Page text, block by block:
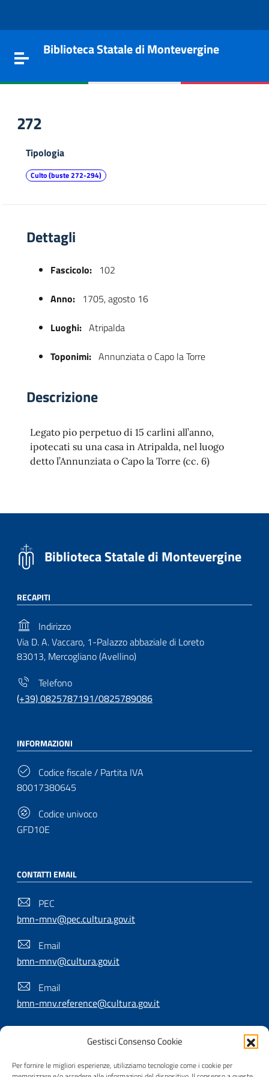
Gestisci Consenso Cookie
Per fornire le migliori esperienze, utilizziamo tecnologie come i cookie per
Toggle navigation
Biblioteca Statale di Montevergine
272
Tipologia
Culto (buste 272-294)
Dettagli
Fascicolo: 102
Anno: 1705, agosto 16
Luoghi: Atripalda
Toponimi: Annunziata o Capo la Torre
Descrizione
Legato pio perpetuo di 15 carlini all’anno,
ipotecati su una casa in Atripalda, nel luogo
detto l’Annunziata o Capo la Torre (cc. 6)
Biblioteca Statale di Montevergine
RECAPITI
Indirizzo
Via D. A. Vaccaro, 1-Palazzo abbaziale di Loreto
83013, Mercogliano (Avellino)
Telefono
(+39) 0825787191/0825789086
INFORMAZIONI
Codice fiscale / Partita IVA
80017380645
Codice univoco
GFD10E
CONTATTI EMAIL
PEC
bmn-mnv@pec.cultura.gov.it
Email
bmn-mnv@cultura.gov.it
Email
bmn-mnv.reference@cultura.gov.it